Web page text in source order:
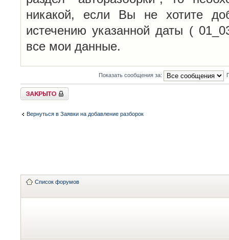
никакой, если Вы не хотите
истечению указанной даты (
все мои данные.
Показать сообщения за:
Закрыто
Вернуться в Заявки на добавление разборок
Список форумов